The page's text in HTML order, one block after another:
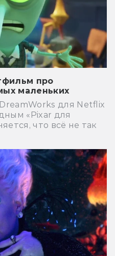
про
маленьких
для Netflix
«Pixar для
что всё не так